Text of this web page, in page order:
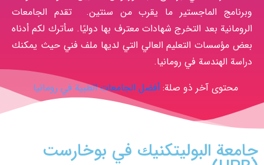
وبرنامج الماجستير ما يقرب من سنتين. تقدم الجامعات
الرومانية بعد التخرج شهادات معترف بها دوليًا. سأترك لكم أدناه
بعض مؤسسات التعليم العالي التي لديها ملف فني حيث يمكنك
دراسة الهندسة في رومانيا.
محتوى آخر ذو صلة: أفضل الجامعات الطبية في رومانيا
جامعة البوليتكنيك في بوخارست